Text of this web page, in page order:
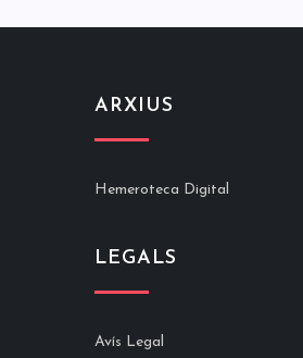
ARXIUS
Hemeroteca Digital
LEGALS
Avís Legal